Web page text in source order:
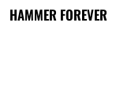
HAMMER FOREVER